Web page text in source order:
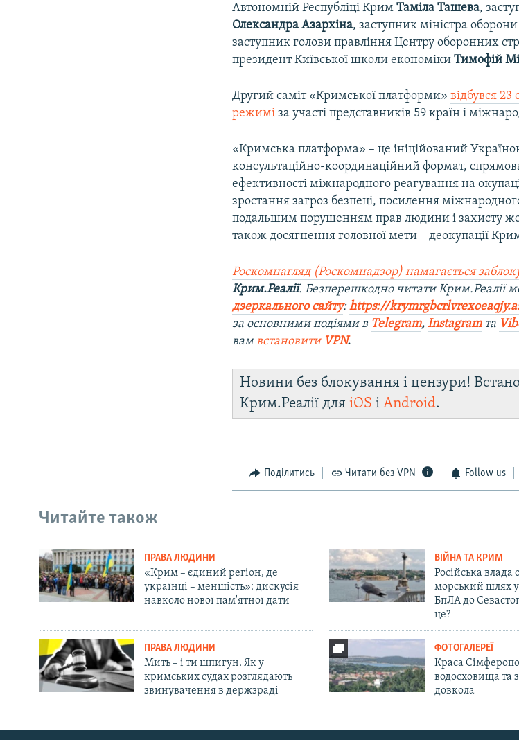
Русский
Автономній Республіці КримТаміла Ташева,
Олександра Азархіна, заступник міністра
заступник голови правління Центру оборонних
президент Київської школи економікиТимофій
Другий саміт «Кримської платформи»відбувся
режимі за участі представників 59 країн і
«Кримська платформа» – це ініційований
консультаційно-координаційний формат,
ефективності міжнародного реагування на
зростання загроз безпеці, посилення
подальшим порушенням прав людини і захисту
також досягнення головної мети – деокупації
Роскомнагляд (Роскомнадзор) намагається
Крим.Реалії. Безперешкодно читати Крим.Реалії
дзеркального сайту:https://
за основними подіями в Telegram,Instagramта
вамвстановити VPN.
Новини без блокування і цензури!
Крим.Реалії дляiOS іAndroid.
Поділитись Читати без VPN Follow us
Читайте також
ПРАВА ЛЮДИНИ
«Крим – єдиний регіон, де
українці – меншість»: дискусія
навколо нової пам'ятної дати
ВІЙНА ТА КРИМ
Російська влада
морський шлях
БпЛА до
це?
ПРАВА ЛЮДИНИ
Мить – і ти шпигун. Як у
кримських судах розглядають
звинувачення в держзраді
ФОТОГАЛЕРЕЇ
Краса
водосховища та
довкола